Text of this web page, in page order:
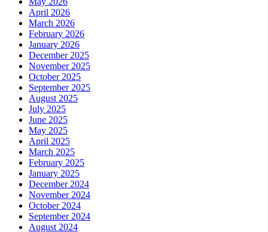
April 2026
March 2026
February 2026
January 2026
December 2025
November 2025
October 2025
September 2025
August 2025
July 2025
June 2025
May 2025
April 2025
March 2025
February 2025
January 2025
December 2024
November 2024
October 2024
September 2024
August 2024